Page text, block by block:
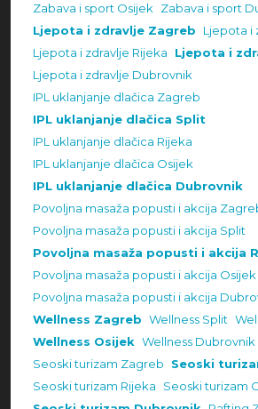
Zabava i sport Osijek Zabava i sport
Ljepota i zdravlje Zagreb
Ljepota i
Ljepota i zdravlje Rijeka
Ljepota i
Ljepota i zdravlje Dubrovnik
IPL uklanjanje dlačica Zagreb
IPL uklanjanje dlačica Split
IPL uklanjanje dlačica Rijeka
IPL uklanjanje dlačica Osijek
IPL uklanjanje dlačica Dubrovnik
Povoljna masaža popusti i akcija
Povoljna masaža popusti i akcija Split
Povoljna masaža popusti i akcija
Povoljna masaža popusti i akcija Osijek
Povoljna masaža popusti i akcija
Wellness Zagreb Wellness Split
Wellness Osijek Wellness Dubrovnik
Seoski turizam Zagreb
Seoski
Seoski turizam Rijeka
Seoski turizam